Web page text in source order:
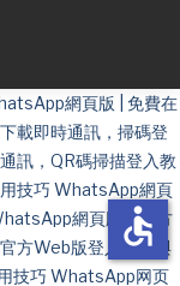
網頁版 | 免費在
載即時通訊，掃碼登
訊，QR碼掃描登入教
技巧WhatsApp網頁
網頁版｜官方
方Web版登入教學與
技巧WhatsApp网页
accessible